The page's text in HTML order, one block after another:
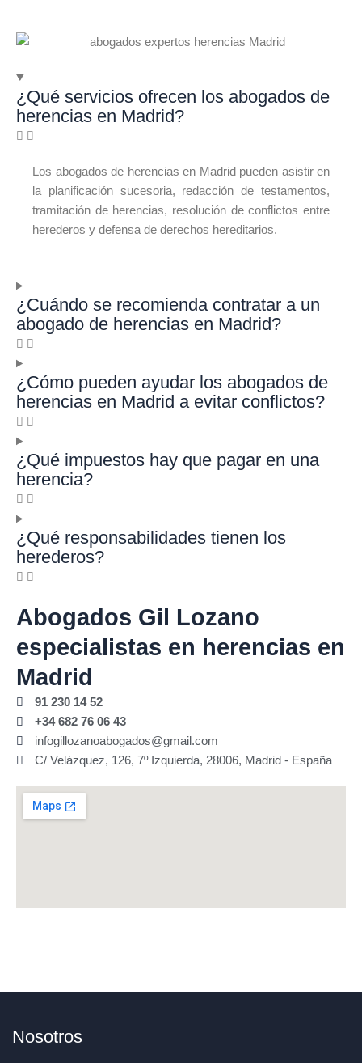
¿Qué servicios ofrecen los abogados de
herencias en Madrid?
Los abogados de herencias en Madrid pueden asistir en
la planificación sucesoria, redacción de testamentos,
tramitación de herencias, resolución de conflictos entre
herederos y defensa de derechos hereditarios.
¿Cuándo se recomienda contratar a un
abogado de herencias en Madrid?
¿Cómo pueden ayudar los abogados de
herencias en Madrid a evitar conflictos?
¿Qué impuestos hay que pagar en una
herencia?
¿Qué responsabilidades tienen los
herederos?
Abogados Gil Lozano
especialistas en herencias en
Madrid
91 230 14 52
+34 682 76 06 43
infogillozanoabogados@gmail.com
C/ Velázquez, 126, 7º Izquierda, 28006, Madrid - España
Nosotros